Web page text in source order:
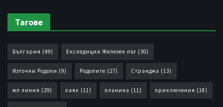
Тагове
България (49) Експедиция Железен път (30)
Източни Родопи (9) Родопите (27) Странджа (13)
жп линия (29) каяк (11) планина (11) приключения (18)